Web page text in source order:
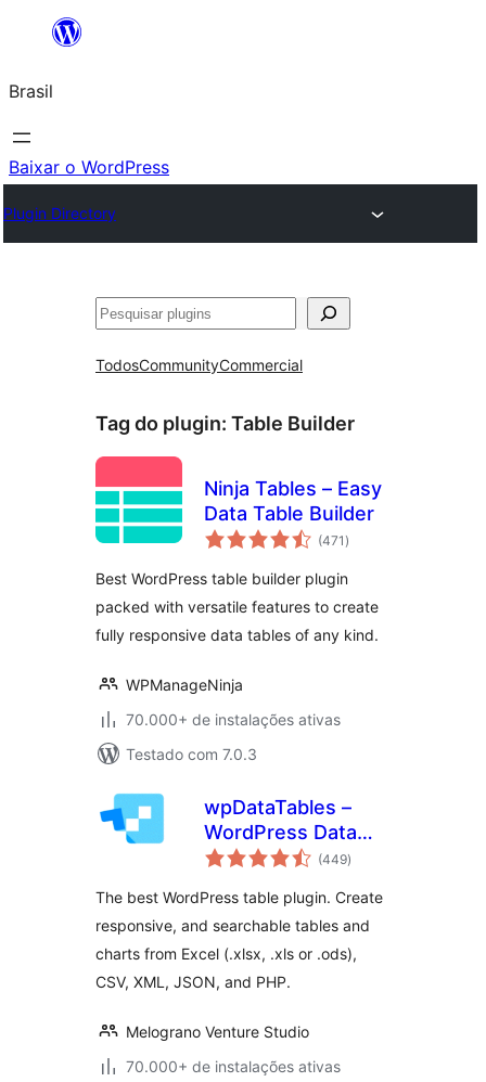
o
conteúdo
Brasil
Baixar o WordPress
Plugin Directory
Pesquisar
TodosCommunityCommercial
Tag do plugin: Table Builder
Ninja Tables – Easy
Data Table Builder
(471 total
de
)
Best WordPress table builder plugin
packed with versatile features to create
fully responsive data tables of any kind.
WPManageNinja
70.000+ de instalações ativas
Testado com 7.0.3
wpDataTables –
WordPress Data
Table, Dynamic
Charts Plugin
(449total
de
)
The best WordPress table plugin. Create
responsive, and searchable tables and
charts from Excel (.xlsx, .xls or .ods),
CSV, XML, JSON, and PHP.
Melograno Venture Studio
70.000+ de instalações ativas